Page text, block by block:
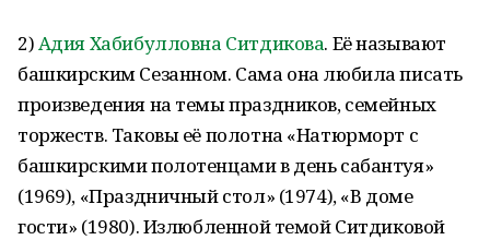
2)Адия Хабибулловна Ситдикова. Её называют
башкирским Сезанном. Сама она любила писать
произведения на темы праздников, семейных
торжеств. Таковы её полотна «Натюрморт с
башкирскими полотенцами в день сабантуя»
(1969), «Праздничный стол» (1974), «В доме
гости» (1980). Излюбленной темой Ситдиковой